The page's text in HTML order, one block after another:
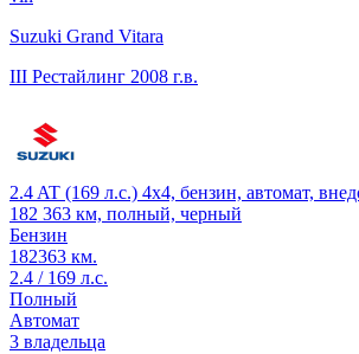
Suzuki Grand Vitara
III Рестайлинг 2008 г.в.
2.4 AT (169 л.с.) 4x4, бензин, автомат,
182 363 км, полный, черный
Бензин
182363 км.
2.4 / 169 л.с.
Полный
Автомат
3 владельца